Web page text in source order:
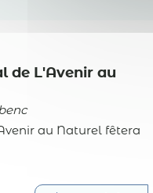
de L'Avenir au
au Naturel fêtera